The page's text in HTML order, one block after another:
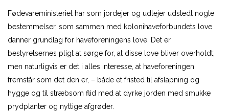
Fødevareministeriet har som jordejer og udlejer udstedt nogle
bestemmelser, som sammen med kolonihaveforbundets love
danner grundlag for haveforeningens love. Det er
bestyrelsernes pligt at sørge for, at disse love bliver overholdt;
men naturligvis er det i alles interesse, at haveforeningen
fremstår som det den er, – både et fristed til afslapning og
hygge og til stræbsom flid med at dyrke jorden med smukke
prydplanter og nyttige afgrøder.